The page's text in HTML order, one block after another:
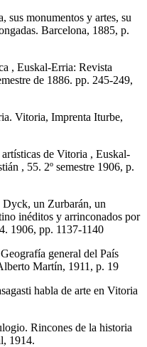
monumentos y artes, su
Barcelona, 1885, p.
, Euskal-Erria: Revista
de 1886. pp. 245-249,
Vitoria, Imprenta Iturbe,
de Vitoria , Euskal-
, 55. 2º semestre 1906, p.
un Zurbarán, un
inéditos y arrinconados por
1906, pp. 1137-1140
general del País
Martín, 1911, p. 19
habla de arte en Vitoria
Rincones de la historia
1914.